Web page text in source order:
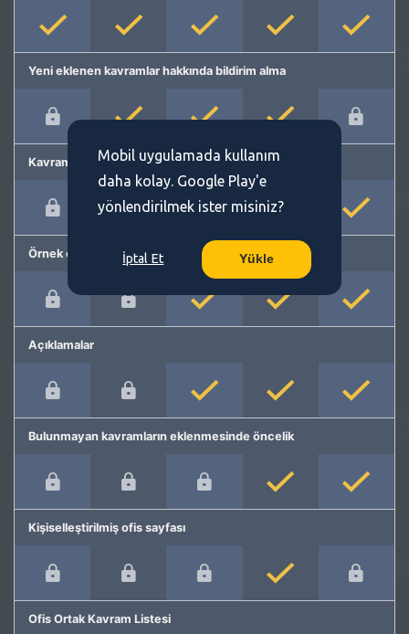
Yeni eklenen kavramlar hakkında bildirim alma
Kavram önerme
Örnek cümleler
Açıklamalar
Bulunmayan kavramların eklenmesinde öncelik
Kişiselleştirilmiş ofis sayfası
Ofis Ortak Kavram Listesi
Mobil uygulamada kullanım
daha kolay. Google Play'e
yönlendirilmek ister misiniz?
İptal Et Yükle